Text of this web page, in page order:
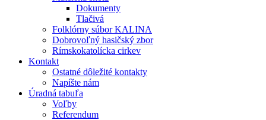
Dokumenty
Tlačivá
Folklórny súbor KALINA
Dobrovoľný hasičský zbor
Rímskokatolícka cirkev
Kontakt
Ostatné dôležité kontakty
Napíšte nám
Úradná tabuľa
Voľby
Referendum